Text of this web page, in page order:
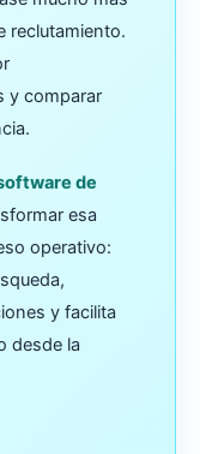
reclutamiento.
y comparar
de
esa
operativo:
y facilita
desde la